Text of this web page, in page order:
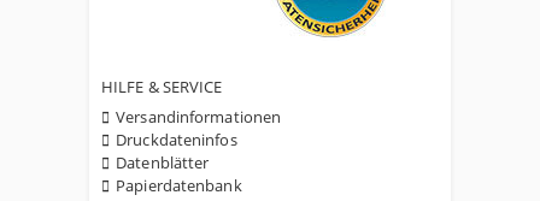
HILFE & SERVICE
Versandinformationen
Druckdateninfos
Datenblätter
Papierdatenbank